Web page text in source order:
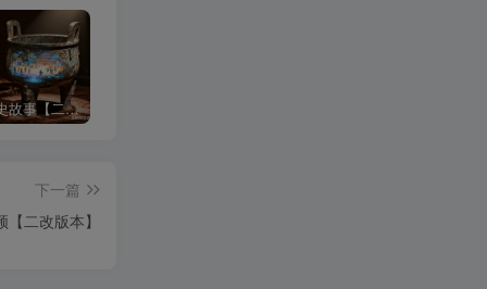
沉浸式历史故事【二改版】
下一篇
二改版本】